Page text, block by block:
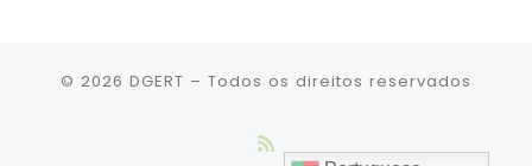
© 2026 DGERT – Todos os direitos reservados